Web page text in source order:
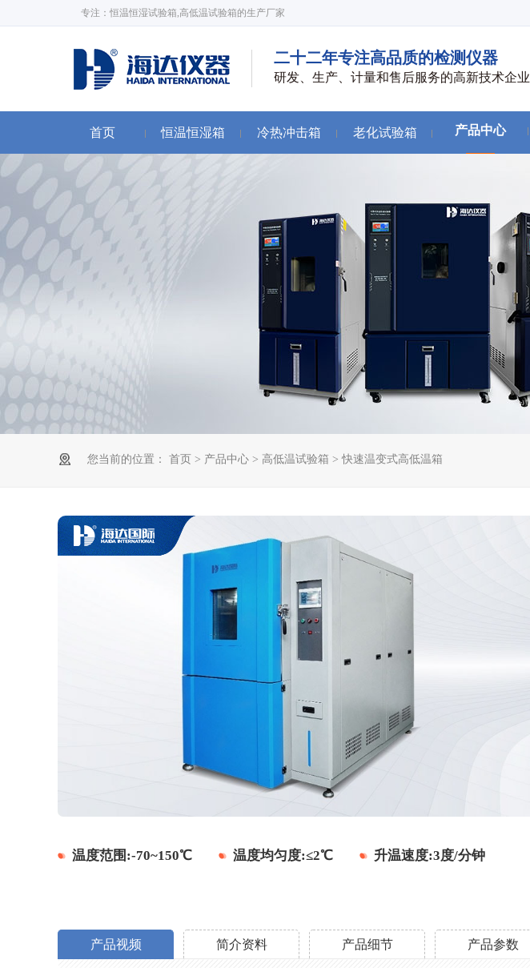
专注：恒温恒湿试验箱,高低温试验箱的生产厂家
二十二年专注高品质的检测仪器
研发、生产、计量和售后服务的高新技术企业
首页 恒温恒湿箱 冷热冲击箱 老化试验箱 产品中心
您当前的位置： 首页 > 产品中心> 高低温试验箱 > 快速温变式高低温箱
温度范围:-70~150℃ 温度均匀度:≤2℃ 升温速度:3度/分钟
产品视频 简介资料 产品细节 产品参数